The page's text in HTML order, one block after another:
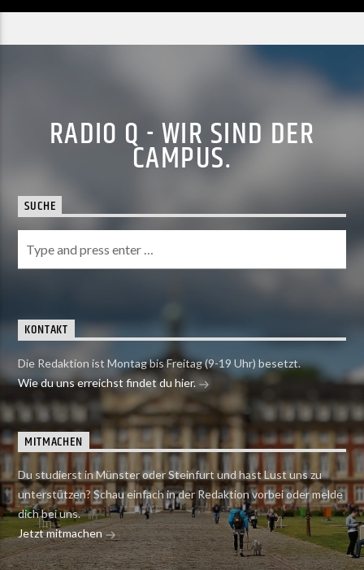
RADIO Q - WIR SIND DER
CAMPUS.
SUCHE
KONTAKT
Die Redaktion ist Montag bis Freitag (9-19 Uhr) besetzt.
Wie du uns erreichst findet du hier.
MITMACHEN
Du studierst in Münster oder Steinfurt und hast Lust uns zu
unterstützen? Schau einfach in der Redaktion vorbei oder melde
dich bei uns.
Jetzt mitmachen